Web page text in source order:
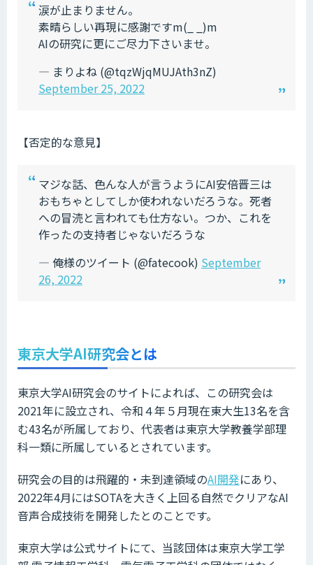
涙が止まりません。
素晴らしい再現に感謝ですm(_ _)m
AIの研究に更にご尽力下さいませ。
— まりよね (@tqzWjqMUJAth3nZ)
September 25, 2022
【否定的な意見】
マジな話、色んな人が言うようにAI安倍晋三は
おもちゃとしてしか使われないだろうな。死者
への冒涜と言われても仕方ない。つか、これを
作ったの支持者じゃないだろうな
— 俺様のツイート (@fatecook) September
26, 2022
東京大学AI研究会とは
東京大学AI研究会のサイトによれば、この研究会は
2021年に設立され、令和４年５月現在東大生13名を含
む43名が所属しており、代表者は東京大学教養学部理
科一類に所属しているとされています。
研究会の目的は飛躍的・未到達領域のAI開発にあり、
2022年4月にはSOTAを大きく上回る自然でクリアなAI
音声合成技術を開発したとのことです。
東京大学は公式サイトにて、当該団体は東京大学工学